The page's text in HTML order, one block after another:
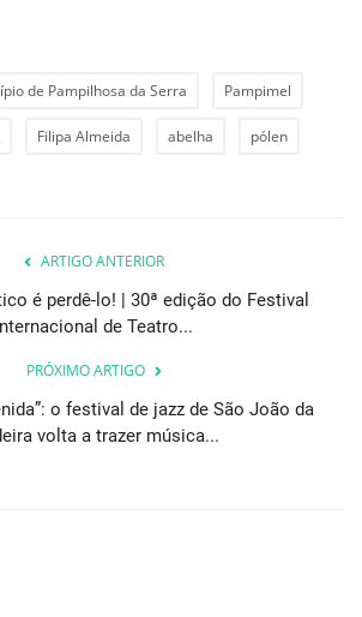
de Pampilhosa da Serra Pampimel
Filipa Almeida abelha pólen
ARTIGO ANTERIOR
é perdê-lo! | 30ª edição do Festival
de Teatro...
PRÓXIMO ARTIGO
o festival de jazz de São João da
volta a trazer música...